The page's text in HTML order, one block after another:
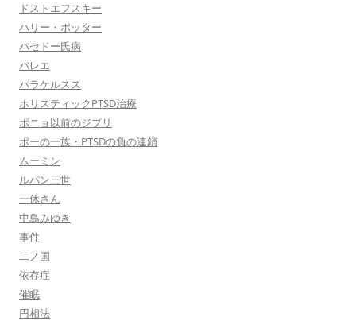
ドストエフスキー
ハリー・ポッター
バセドー氏病
バレエ
パラケルスス
ホリスティックPTSD治療
ポニョ以前のジブリ
ポーの一族・PTSDの負の連鎖
ムーミン
ルパン三世
一休さん
中島みゆき
事件
二ノ国
依存症
催眠
円相法